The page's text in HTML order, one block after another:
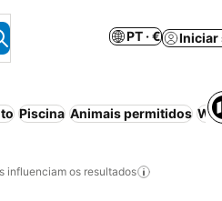
PT · € Iniciar
Piscina Animais permitidos
influenciam os resultados